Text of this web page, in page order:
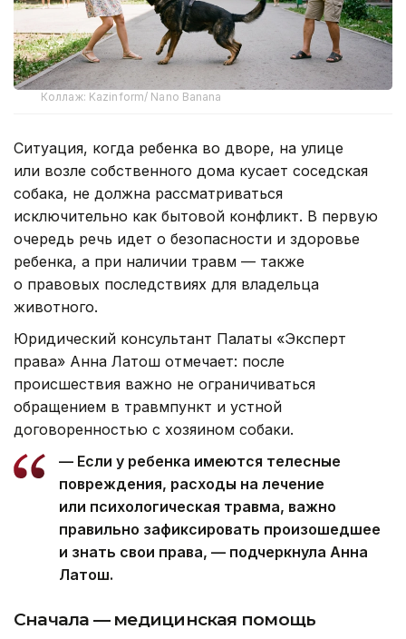
Коллаж: Kazinform/ Nano Banana
Ситуация, когда ребенка во дворе, на улице
или возле собственного дома кусает соседская
собака, не должна рассматриваться
исключительно как бытовой конфликт. В первую
очередь речь идет о безопасности и здоровье
ребенка, а при наличии травм — также
о правовых последствиях для владельца
животного.
Юридический консультант Палаты «Эксперт
права» Анна Латош отмечает: после
происшествия важно не ограничиваться
обращением в травмпункт и устной
договоренностью с хозяином собаки.
— Если у ребенка имеются телесные
повреждения, расходы на лечение
или психологическая травма, важно
правильно зафиксировать произошедшее
и знать свои права, — подчеркнула Анна
Латош.
Сначала — медицинская помощь